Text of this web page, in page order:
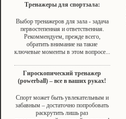
Тренажеры для спортзала:
Выбор тренажеров для зала - задача
первостепенная и ответственная.
Рекоммендуем, прежде всего,
обратить внимание на такие
ключевые моменты в этом вопросе...
Гироскопический тренажер
(powerball) – все в ваших руках!
Спорт может быть увлекательным и
забавным – достаточно попробовать
раскрутить лишь раз